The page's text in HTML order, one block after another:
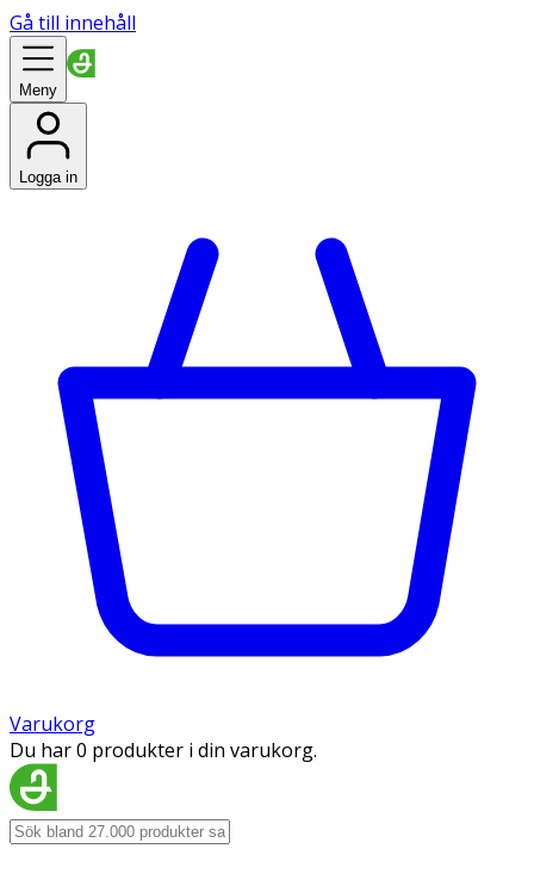
Gå till innehåll
Meny
Logga in
Varukorg
Du har 0 produkter i din varukorg.